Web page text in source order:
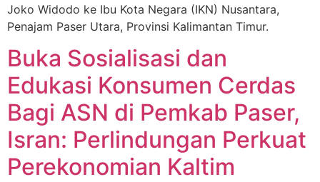
Joko Widodo ke Ibu Kota Negara (IKN) Nusantara,
Penajam Paser Utara, Provinsi Kalimantan Timur.
Buka Sosialisasi dan
Edukasi Konsumen Cerdas
Bagi ASN di Pemkab Paser,
Isran: Perlindungan Perkuat
Perekonomian Kaltim